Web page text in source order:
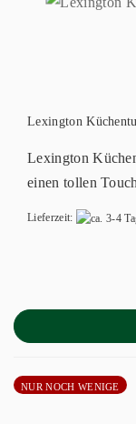
Lexington
Lexington
einen tollen
Lieferzeit:
NUR NOCH WENIGE